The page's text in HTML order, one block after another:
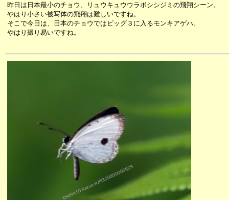
昨日は日本最小のチョウ、リュウキュウウラボシシジミの飛翔シーン。
やはり小さい被写体の飛翔は難しいですね。
そこで今日は、日本のチョウではビッグ３に入るモンキアゲハ。
やはり撮り易いですね。